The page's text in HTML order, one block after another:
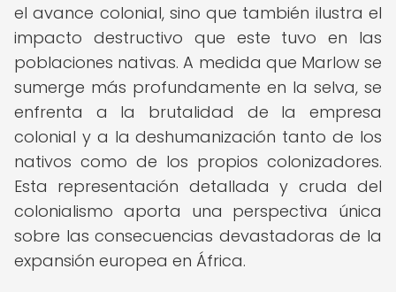
el avance colonial, sino que también ilustra el
impacto destructivo que este tuvo en las
poblaciones nativas. A medida que Marlow se
sumerge más profundamente en la selva, se
enfrenta a la brutalidad de la empresa
colonial y a la deshumanización tanto de los
nativos como de los propios colonizadores.
Esta representación detallada y cruda del
colonialismo aporta una perspectiva única
sobre las consecuencias devastadoras de la
expansión europea en África.